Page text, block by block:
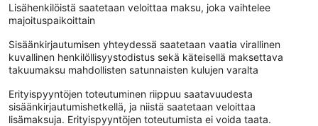
Lisähenkilöistä saatetaan veloittaa maksu, joka vaihtelee
majoituspaikoittain
Sisäänkirjautumisen yhteydessä saatetaan vaatia virallinen
kuvallinen henkilöllisyystodistus sekä käteisellä maksettava
takuumaksu mahdollisten satunnaisten kulujen varalta
Erityispyyntöjen toteutuminen riippuu saatavuudesta
sisäänkirjautumishetkellä, ja niistä saatetaan veloittaa
lisämaksuja. Erityispyyntöjen toteutumista ei voida taata.